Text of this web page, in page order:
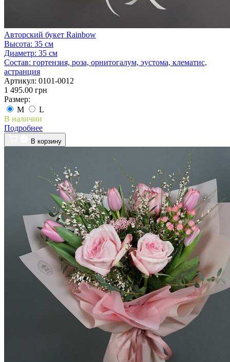
Авторский букет Rainbow
Высота: 35 см
Диаметр: 35 см
Состав: гортензия, роза, орнитогалум, эустома, клематис,
астранция
Артикул: 0101-0012
1 495.00 грн
Размер:
M
L
В наличии
Подробнее
В корзину